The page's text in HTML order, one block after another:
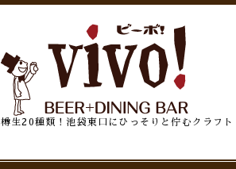
樽生20種類！池袋東口にひっそりと佇むクラフト